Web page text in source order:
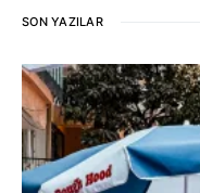
SON YAZILAR